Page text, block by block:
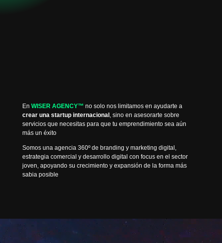
En WISER AGENCY™ no solo nos limitamos en ayudarte a
crear una startup internacional , sino en asesorarte sobre
servicios que necesitas para que tu emprendimiento sea aún
más un éxito
Somos una agencia 360º de branding y marketing digital,
estrategia comercial y desarrollo digital con focus en el sector
joven, apoyando su crecimiento y expansión de la forma más
sabia posible
Reproductor